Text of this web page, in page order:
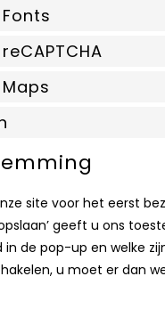
site voor het eerst
opslaan’ geeft u ons
de pop-up en welke
u moet er dan